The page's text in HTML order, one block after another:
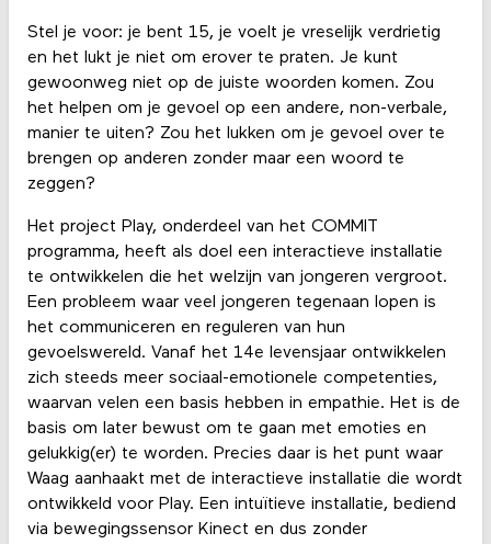
Stel je voor: je bent 15, je voelt je vreselijk verdrietig
en het lukt je niet om erover te praten. Je kunt
gewoonweg niet op de juiste woorden komen. Zou
het helpen om je gevoel op een andere, non-verbale,
manier te uiten? Zou het lukken om je gevoel over te
brengen op anderen zonder maar een woord te
zeggen?
Het project Play, onderdeel van het COMMIT
programma, heeft als doel een interactieve installatie
te ontwikkelen die het welzijn van jongeren vergroot.
Een probleem waar veel jongeren tegenaan lopen is
het communiceren en reguleren van hun
gevoelswereld. Vanaf het 14e levensjaar ontwikkelen
zich steeds meer sociaal-emotionele competenties,
waarvan velen een basis hebben in empathie. Het is de
basis om later bewust om te gaan met emoties en
gelukkig(er) te worden. Precies daar is het punt waar
Waag aanhaakt met de interactieve installatie die wordt
ontwikkeld voor Play. Een intuïtieve installatie, bediend
via bewegingssensor Kinect en dus zonder